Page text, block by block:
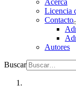
Acerca
Licencia
Contacto
Autores
Buscar